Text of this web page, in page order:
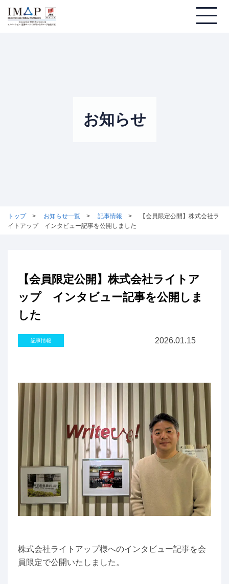
お知らせ
トップ お知らせ一覧 記事情報
【会員限定公開】株式会社ラ
イトアップ インタビュー記事を公開しました
【会員限定公開】株式会社ライトア
ップ インタビュー記事を公開しま
した
記事情報 2026.01.15
株式会社ライトアップ様へのインタビュー記事を会
員限定で公開いたしました。